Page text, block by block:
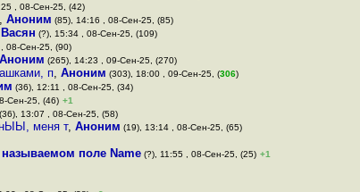
, 08-Сен-25, (42)
, Аноним (85), 14:16 , 08-Сен-25, (85)
Васян (?), 15:34 , 08-Сен-25, (109)
08-Сен-25, (90)
Аноним (265), 14:23 , 09-Сен-25, (270)
п, Аноним (303), 18:00 , 09-Сен-25, (306)
(36), 12:11 , 08-Сен-25, (34)
Сен-25, (46) +1
(36), 13:07 , 08-Сен-25, (58)
меня т, Аноним (19), 13:14 , 08-Сен-25, (65)
поле Name (?), 11:55 , 08-Сен-25, (25) +1